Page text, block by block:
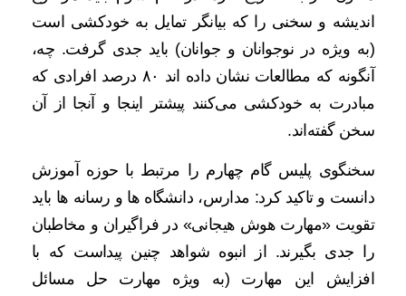
اندیشه و سخنی را که بیانگر تمایل به خودکشی است
(به ویژه در نوجوانان و جوانان) باید جدی گرفت. چه،
آنگونه که مطالعات نشان داده اند ۸۰ درصد افرادی که
مبادرت به خودکشی می‌کنند پیشتر اینجا و آنجا از آن
سخن گفته‌اند.
سخنگوی پلیس گام چهارم را مرتبط با حوزه آموزش
دانست و تاکید کرد: مدارس، دانشگاه ها و رسانه ها باید
تقویت «مهارت هوش هیجانی» در فراگیران و مخاطبان
را جدی بگیرند. از انبوه شواهد چنین پیداست که با
افزایش این مهارت (به ویژه مهارت حل مسائل